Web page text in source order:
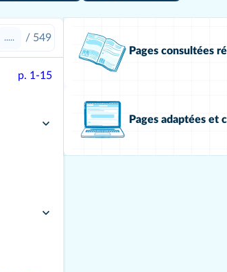
/ 549
p. 1-15
Pages consultées
Pages adaptées et